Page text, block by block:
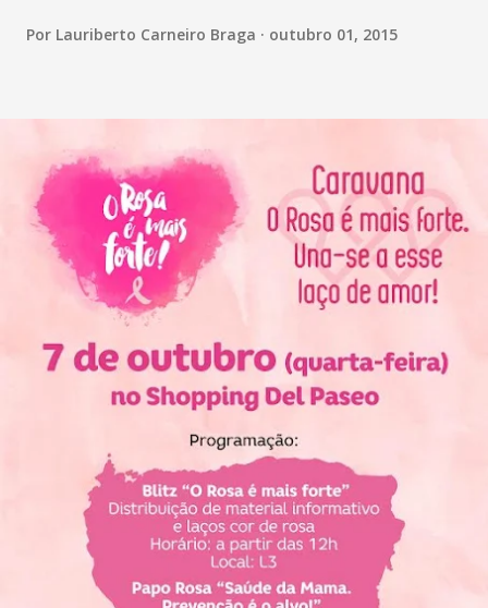
Por Lauriberto Carneiro Braga outubro 01, 2015